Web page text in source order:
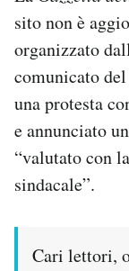
AREA
Newsletter
Notifiche
Regala il Post
Hai bisogno
sito non è
organizzato
comunicato
una protesta
e annunciato
“valutato con
sindacale”.
Cari lettori,